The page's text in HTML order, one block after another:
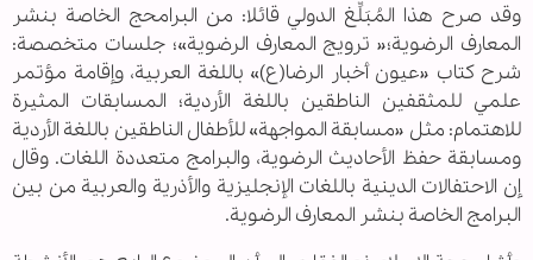
وقد صرح هذا المُبَلِّغ الدولي قائلا: من البرامحج الخاصة بنشر
المعارف الرضویة؛« ترويج المعارف الرضوية»؛ جلسات متخصصة:
شرح كتاب «عيون أخبار الرضا(ع)» باللغة العربية، وإقامة مؤتمر
علمي للمثقفین الناطقين باللغة الأردية؛ المسابقات المثيرة
للاهتمام: مثل «مسابقة المواجهة» للأطفال الناطقين باللغة الأردية
ومسابقة حفظ الأحادیث الرضوية، والبرامج متعددة اللغات. وقال
إن الاحتفالات الدينية باللغات الإنجليزية والأذرية والعربية من بين
البرامج الخاصة بنشر المعارف الرضویة.